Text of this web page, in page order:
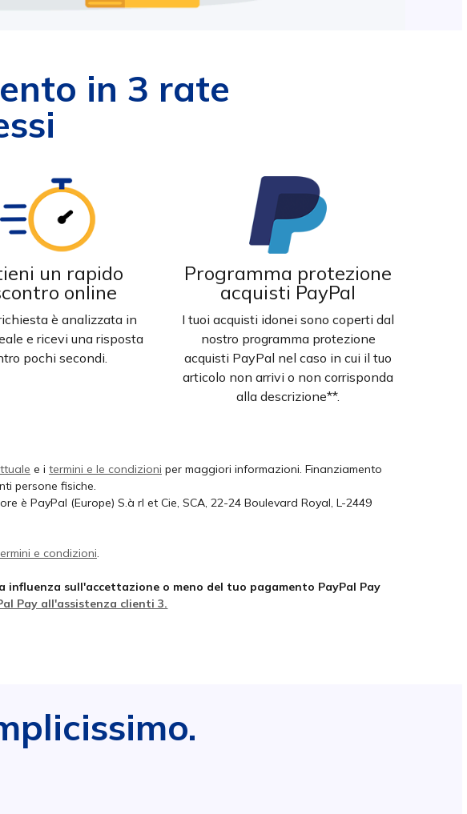
in 3 rate
un rapido
online
è analizzata in
e ricevi una risposta
pochi secondi.
Programma protezione
acquisti PayPal
I tuoi acquisti idonei sono coperti dal
nostro programma protezione
acquisti PayPal nel caso in cui il tuo
articolo non arrivi o non corrisponda
alla descrizione**.
e i termini e le condizioni per maggiori informazioni. Finanziamento
persone fisiche.
è PayPal (Europe) S.à rl et Cie, SCA, 22-24 Boulevard Royal, L-2449
e condizioni
sull'accettazione o meno del tuo pagamento PayPal Pay
Pay all'assistenza clienti 3.